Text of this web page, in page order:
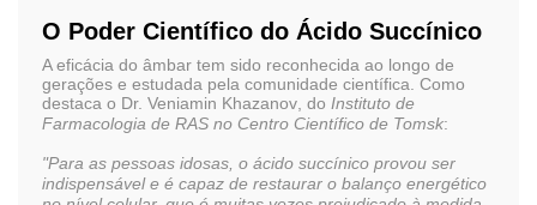
O Poder Científico do Ácido Succínico
A eficácia do âmbar tem sido reconhecida ao longo de
gerações e estudada pela comunidade científica. Como
destaca o Dr. Veniamin Khazanov , do Instituto de
Farmacologia de RAS no Centro Científico de Tomsk:
"Para as pessoas idosas, o ácido succínico provou ser
indispensável e é capaz de restaurar o balanço energético